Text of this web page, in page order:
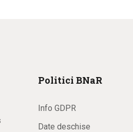
Politici BNaR
Info GDPR
Date deschise